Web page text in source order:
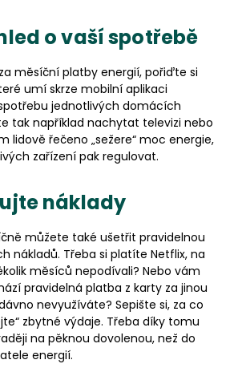
o vaší spotřebě
měsíční platby energií, pořiďte si
umí skrze mobilní aplikaci
jednotlivých domácích
tak například nachytat televizi nebo
lidově řečeno „sežere“ moc energie,
zařízení pak regulovat.
náklady
můžete také ušetřit pravidelnou
nákladů. Třeba si platíte Netflix, na
měsíců nepodívali? Nebo vám
pravidelná platba z karty za jinou
nevyužíváte? Sepište si, za co
zbytné výdaje. Třeba díky tomu
na pěknou dovolenou, než do
energií.